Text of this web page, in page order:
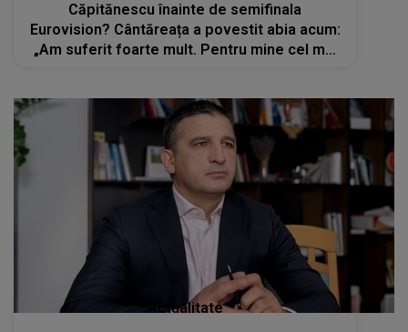
Căpitănescu înainte de semifinala
Eurovision? Cântăreața a povestit abia acum:
„Am suferit foarte mult. Pentru mine cel mai
Actualitate